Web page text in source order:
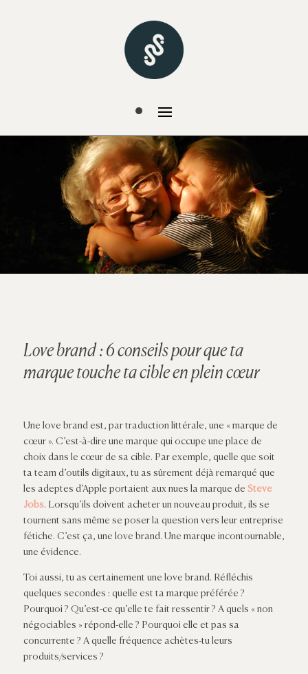
Love brand : 6 conseils pour que ta
marque touche ta cible en plein cœur
Une love brand est, par traduction littérale, une « marque de
cœur». C’est-à-dire une marque qui occupe une place de
choix dans le cœurde sa cible. Par exemple, quelle que soit
ta team d’outils digitaux, tu as sûrement déjà remarqué que
les adeptes d’Apple portaient aux nues la marque de Steve
Jobs. Lorsqu’ils doivent acheter un nouveau produit, ils se
tournent sans même se poser la question vers leur entreprise
fétiche. C’est ça, une love brand. Une marque incontournable,
une évidence.
Toi aussi, tu as certainement une love brand. Réfléchis
quelques secondes : quelle est ta marque préférée ?
Pourquoi ? Qu’est-ce qu’elle te fait ressentir ? A quels « non
négociables » répond-elle ? Pourquoi elle et pas sa
concurrente ? A quelle fréquence achètes-tu leurs
produits/services ?